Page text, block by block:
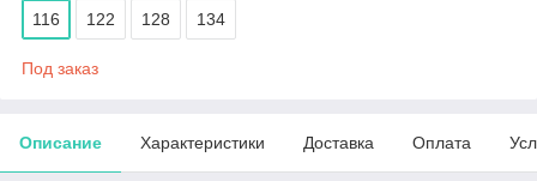
116 122 128 134
Под заказ
Описание Характеристики Доставка Оплата